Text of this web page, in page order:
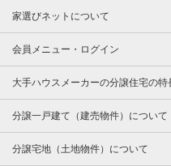
家選びネットについて
会員メニュー・ログイン
大手ハウスメーカーの分譲住宅の特
分譲一戸建て（建売物件）について
分譲宅地（土地物件）について